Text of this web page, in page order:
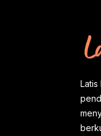
Latis